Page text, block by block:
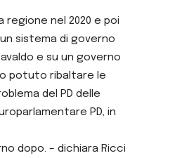
regione nel 2020 e poi
sistema di governo
e su un governo
potuto ribaltare le
del PD delle
PD, in
dopo. – dichiara Ricci